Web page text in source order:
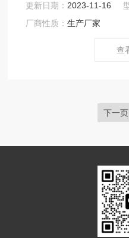
1200℃回转可倾管式炉额
验室粉末物料的高温热处理
均匀的受热；底部装有电动
更新日期： 2023-11-16
厂商性质：生产厂家
查
下一页